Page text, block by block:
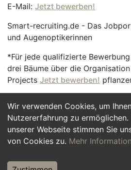
Wir verwenden Cookies, um
Nutzererfahrung zu
unserer Webseite stimmen Sie
von Cookies zu. Mehr
E-Mail: Jetzt bewerben!
Smart-recruiting.de - Das
und Augenoptikerinnen
*Für jede qualifizierte
drei Bäume über die
Projects Jetzt bewerben!
Jetzt